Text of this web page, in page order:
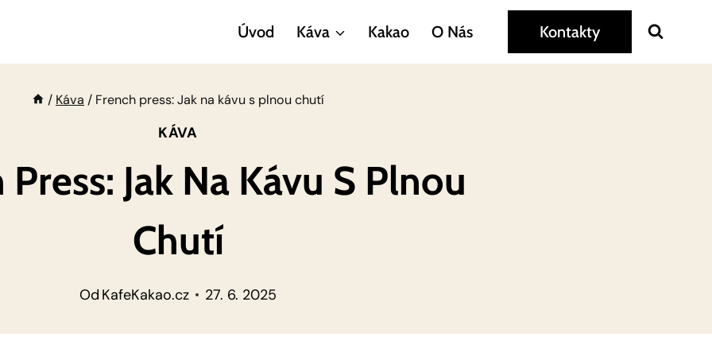
Úvod Káva Kakao O Nás Kontakty
/ Káva / French press: Jak na kávu s plnou chutí
KÁVA
Press: Jak Na Kávu S Plnou
Chutí
Od KafeKakao.cz 27. 6. 2025